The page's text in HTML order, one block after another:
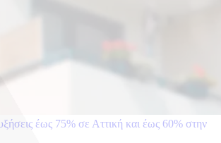
έως 75% σε Αττική και έως 60% στην